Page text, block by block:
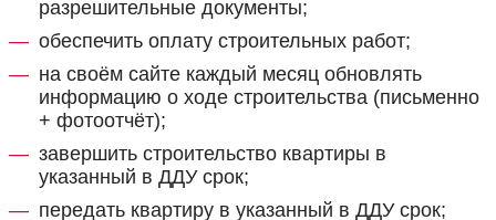
разрешительные документы;
обеспечить оплату строительных работ;
на своём сайте каждый месяц обновлять
информацию о ходе строительства (письменно
+ фотоотчёт);
завершить строительство квартиры в
указанный в ДДУ срок;
передать квартиру в указанный в ДДУ срок;